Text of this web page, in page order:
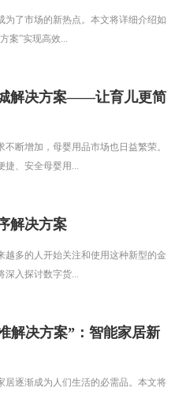
为了市场的新热点。本文将详细介绍如
案”实现高效...
解决方案——让育儿更简
断增加，母婴用品市场也日益繁荣。
捷、安全母婴用...
解决方案
越多的人开始关注和使用这种新型的金
深入探讨数字货...
解决方案”：智能家居新
居逐渐成为人们生活的必需品。本文将